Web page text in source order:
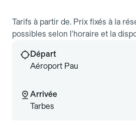
Tarifs à partir de. Prix fixés à la
possibles selon l'horaire et la
Départ
Aéroport Pau
Arrivée
Tarbes